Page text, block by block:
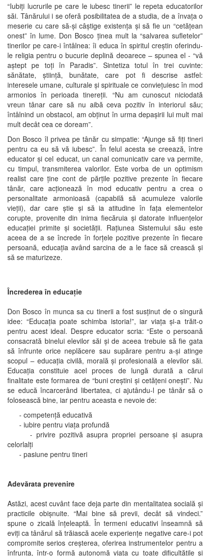
“Iubiţi lucrurile pe care le iubesc tinerii” le repeta educatorilor
săi. Tânărului i se oferă posibilitatea de a studia, de a învaţa o
meserie cu care să-şi câştige existenţa şi să fie un “cetăţean
onest” în lume. Don Bosco ţinea mult la “salvarea sufletelor”
tinerilor pe care-i întâlnea: îi educa în spiritul creştin oferindu-
le religia pentru o bucurie deplină deoarece – spunea el - “vă
aştept pe toţi în Paradis”. Sintetiza totul în trei cuvinte:
sănătate, ştiinţă, bunătate, care pot fi descrise astfel:
interesele umane, culturale şi spirituale ce convieţuiesc în mod
armonios în perioada tinereţii. “Nu am cunoscut niciodată
vreun tânar care să nu aibă ceva pozitiv în interiorul său;
întâlnind un obstacol, am obţinut în urma depaşirii lui mult mai
mult decât cea ce doream”.
Don Bosco îl privea pe tânăr cu simpatie: “Ajunge să fiţi tineri
pentru ca eu să vă iubesc”. În felul acesta se creează, între
educator şi cel educat, un canal comunicativ care va permite,
cu timpul, transmiterea valorilor. Este vorba de un optimism
realist care ţine cont de părţile pozitive prezente în fiecare
tânăr, care acţionează în mod educativ pentru a crea o
personalitate armonioasă (capabilă să acumuleze valorile
vieţii), dar care ştie şi să ia atitudine în faţa elementelor
corupte, provenite din inima fiecăruia şi datorate influenţelor
educaţiei primite şi societăţii. Raţiunea Sistemului său este
aceea de a se încrede în forţele pozitive prezente în fiecare
persoană, educaţia având sarcina de a le face să crească şi
să se maturizeze.
Încrederea în educaţie
Don Bosco în munca sa cu tinerii a fost susţinut de o singură
idee: “Educaţia poate schimba istoria!”, iar viaţa şi-a trăit-o
pentru acest ideal. Despre educator scria: “Este o persoană
consacrată binelui elevilor săi şi de aceea trebuie să fie gata
să înfrunte orice neplăcere sau supărare pentru a-şi atinge
scopul – educaţia civilă, morală şi profesională a elevilor săi.
Educaţia constituie acel proces de lungă durată a cărui
finalitate este formarea de “buni creştini şi cetăţeni oneşti”. Nu
se educă încarcerând libertatea, ci ajutându-l pe tânăr să o
folosească bine, iar pentru aceasta e nevoie de:
- competenţă educativă
- iubire pentru viaţa profundă
- privire pozitivă asupra propriei persoane şi asupra
celorlalţi
- pasiune pentru tineri
Adevărata prevenire
Astăzi, acest cuvânt face deja parte din mentalitatea socială şi
practicile obişnuite. “Mai bine să previi, decât să vindeci.”
spune o zicală înţeleaptă. În termeni educativi înseamnă să
eviţi ca tânărul să trăiască acele experienţe negative care-i pot
compromite serios creşterea, oferirea instrumentelor pentru a
înfrunta, într-o formă autonomă viaţa cu toate dificultăţile şi